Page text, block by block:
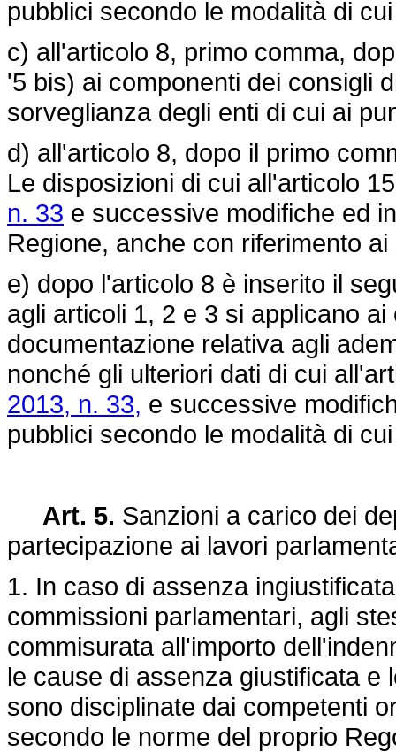
pubblici secondo le modalità di
c) all'articolo 8, primo comma,
'5 bis) ai componenti dei consigli
sorveglianza degli enti di cui ai
d) all'articolo 8, dopo il primo
Le disposizioni di cui all'articolo
n. 33 e successive modifiche ed
Regione, anche con riferimento
e) dopo l'articolo 8 è inserito il
agli articoli 1, 2 e 3 si applicano
documentazione relativa agli
nonché gli ulteriori dati di cui
2013, n. 33, e successive
pubblici secondo le modalità di
Art. 5. Sanzioni a carico dei
partecipazione ai lavori
1. In caso di assenza
commissioni parlamentari, agli
commisurata all'importo
le cause di assenza giustificata e
sono disciplinate dai competenti
secondo le norme del proprio